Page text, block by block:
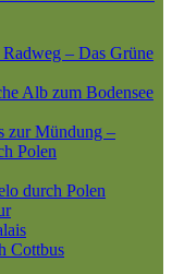
– Das Grüne
Alb zum Bodensee
zur Mündung –
Polen
durch Polen
Cottbus